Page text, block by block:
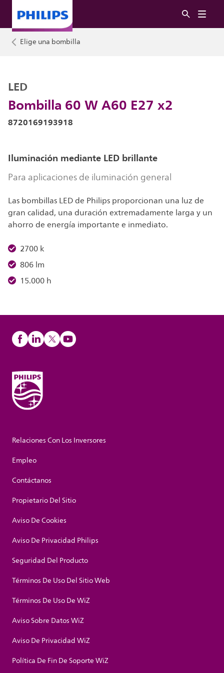
Elige una bombilla
Bombilla 60 W A60 E27 x2
LED
8720169193918
Iluminación mediante LED brillante
Para aplicaciones de iluminación general
Las bombillas LED de Philips proporcionan una luz de
gran calidad, una duración extremadamente larga y un
ahorro de energía importante e inmediato.
2700 k
806 lm
15.000 h
Relaciones Con Los Inversores
Empleo
Contáctanos
Propietario Del Sitio
Aviso De Cookies
Aviso De Privacidad Philips
Seguridad Del Producto
Términos De Uso Del Sitio Web
Términos De Uso De WiZ
Aviso Sobre Datos WiZ
Aviso De Privacidad WiZ
Política De Fin De Soporte WiZ